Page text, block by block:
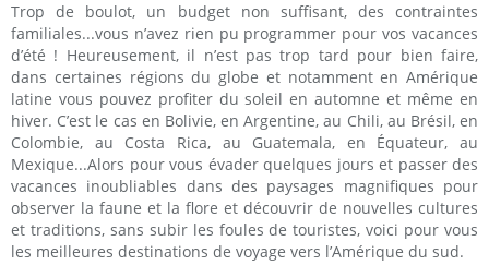
Trop de boulot, un budget non suffisant, des contraintes
familiales...vous n’avez rien pu programmer pour vos vacances
d’été ! Heureusement, il n’est pas trop tard pour bien faire,
dans certaines régions du globe et notamment en Amérique
latine vous pouvez profiter du soleil en automne et même en
hiver. C’est le cas en Bolivie, en Argentine, au Chili, au Brésil, en
Colombie, au Costa Rica, au Guatemala, en Équateur, au
Mexique...Alors pour vous évader quelques jours et passer des
vacances inoubliables dans des paysages magnifiques pour
observer la faune et la flore et découvrir de nouvelles cultures
et traditions, sans subir les foules de touristes, voici pour vous
les meilleures destinations de voyage vers l’Amérique du sud.